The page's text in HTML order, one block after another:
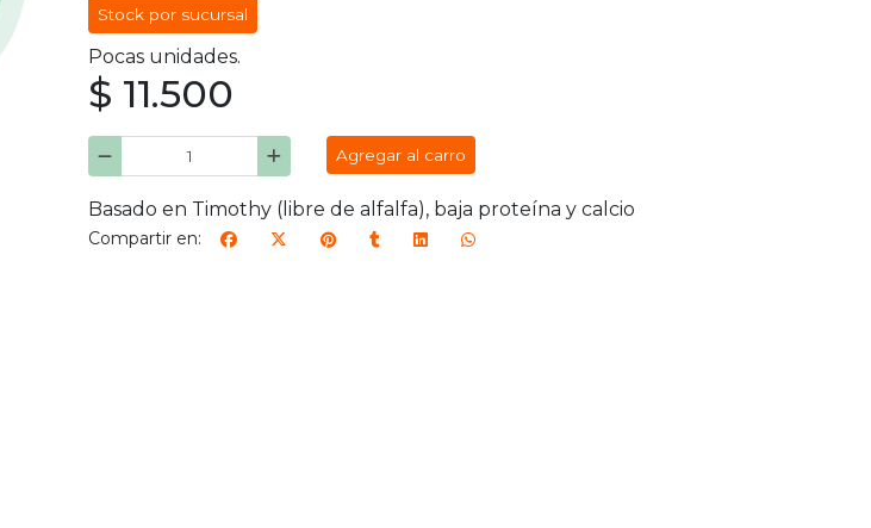
Stock por sucursal
Pocas unidades.
$ 11.500
Agregar al carro
Basado en Timothy (libre de alfalfa), baja proteína y calcio
Compartir en: